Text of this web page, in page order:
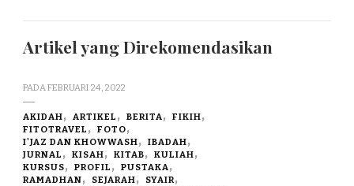
Artikel yang Direkomendasikan
PADAFEBRUARI 24, 2022
AKIDAH ARTIKEL BERITA
FIKIH
FITOTRAVEL
FOTO
I'JAZ DAN KHOWWASH
IBADAH
JURNAL
KISAH KITAB
KULIAH
KURSUS
PROFIL
PUSTAKA
RAMADHAN
SEJARAH
SYAIR